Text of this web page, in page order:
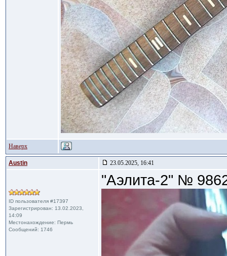
Наверх
Austin 23.05.2025, 16:41
ID пользователя #17397
Зарегистрирован: 13.02.2023,
14:09
Местонахождение: Пермь
Сообщений: 1746
"Аэлита-2" №